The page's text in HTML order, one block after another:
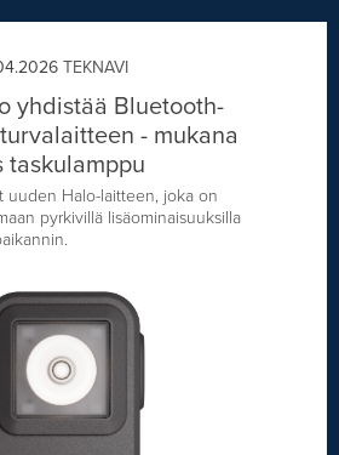
TEKNAVI
yhdistää Bluetooth-
- mukana
taskulamppu
uuden Halo-laitteen, joka on
pyrkivillä lisäominaisuuksilla